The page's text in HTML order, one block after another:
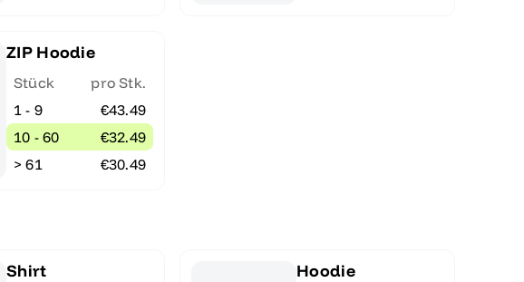
ZIP Hoodie
Stück
pro Stk.
1 - 9
€43.49
10 - 60
€32.49
> 61
€30.49
Shirt Hoodie